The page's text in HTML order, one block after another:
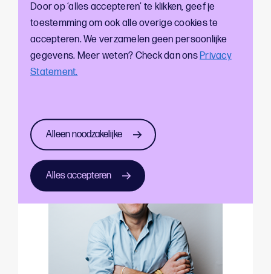
Door op ‘alles accepteren’ te klikken, geef je
toestemming om ook alle overige cookies te
accepteren. We verzamelen geen persoonlijke
gegevens. Meer weten? Check dan onsPrivacy
Statement.
Alleen noodzakelijke
Alles accepteren
Meer weten? Neem contact met
ons op!
Coördinator Stedelijke Evenementen